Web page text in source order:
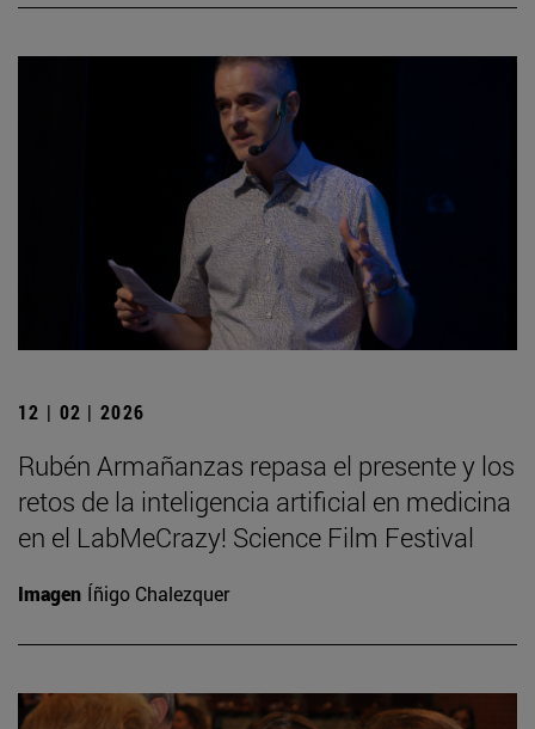
12 | 02 | 2026
Rubén Armañanzas repasa el presente y los
retos de la inteligencia artificial en medicina
en el LabMeCrazy! Science Film Festival
Imagen Íñigo Chalezquer